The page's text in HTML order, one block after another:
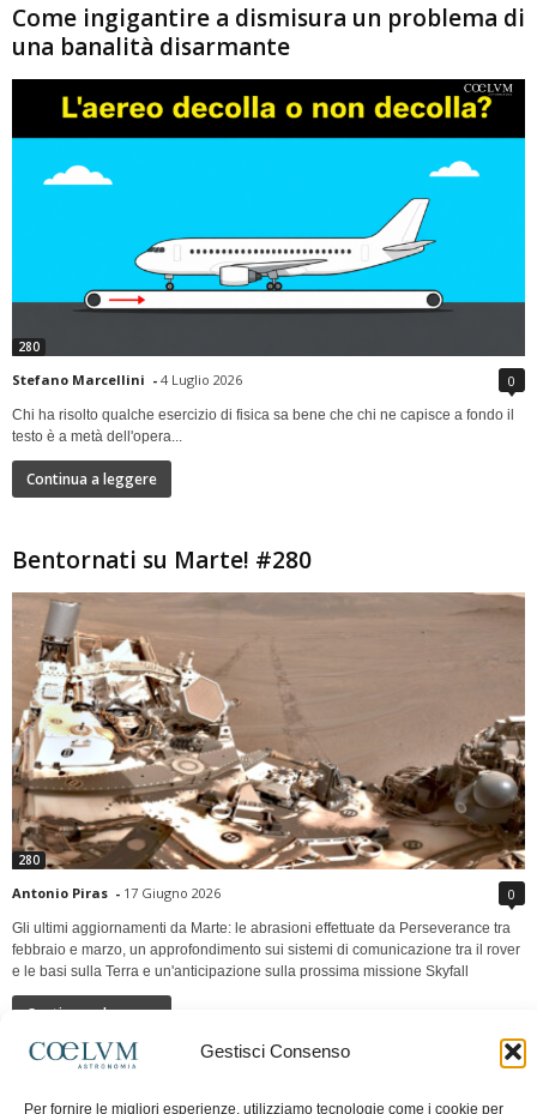
Gestisci Consenso
Per fornire le migliori esperienze, utilizziamo tecnologie come i cookie per
Come ingigantire a dismisura un problema di
una banalità disarmante
280
Stefano Marcellini - 4 Luglio 2026 0
Chi ha risolto qualche esercizio di fisica sa bene che chi ne capisce a fondo il
testo è a metà dell'opera...
Continua a leggere
Bentornati su Marte! #280
280
Antonio Piras - 17 Giugno 2026 0
Gli ultimi aggiornamenti da Marte: le abrasioni effettuate da Perseverance tra
febbraio e marzo, un approfondimento sui sistemi di comunicazione tra il rover
e le basi sulla Terra e un'anticipazione sulla prossima missione Skyfall
Continua a leggere